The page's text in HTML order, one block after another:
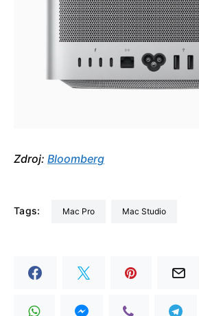
Zdroj: Bloomberg
Tags: Mac Pro Mac Studio